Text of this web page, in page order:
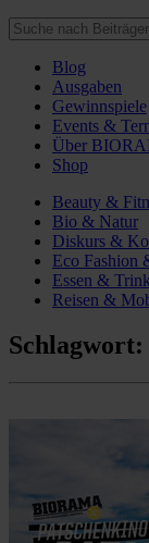
Blog
Ausgaben
Gewinnspiele
Events &
Über
Shop
Beauty &
Bio & Natur
Diskurs &
Eco Fashion
Essen &
Reisen &
Schlagwort: